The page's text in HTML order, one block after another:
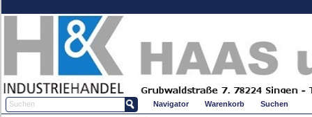
Navigator Warenkorb Suchen